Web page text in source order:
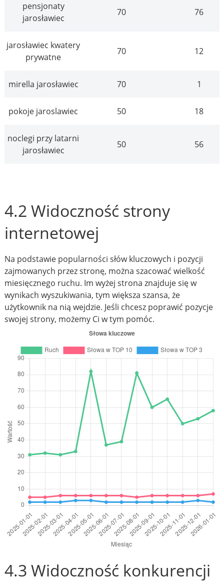
pensjonaty
jarosławiec
70 76
jarosławiec kwatery
prywatne
70 12
mirella jarosławiec 70 1
pokoje jaroslawiec 50 18
noclegi przy latarni
jarosławiec
50 56
4.2 Widoczność strony
internetowej
Na podstawie popularności słów kluczowych i pozycji
zajmowanych przez stronę, można szacować wielkość
miesięcznego ruchu. Im wyżej strona znajduje się w
wynikach wyszukiwania, tym większa szansa, że
użytkownik na nią wejdzie. Jeśli chcesz poprawić pozycje
swojej strony, możemy Ci w tym pomóc.
4.3 Widoczność konkurencji